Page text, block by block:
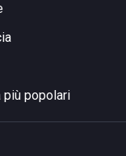
più popolari